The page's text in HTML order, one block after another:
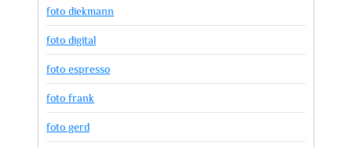
foto diekmann
foto digital
foto espresso
foto frank
foto gerd